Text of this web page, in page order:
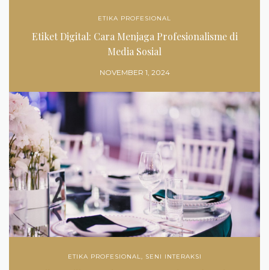
ETIKA PROFESIONAL
Etiket Digital: Cara Menjaga Profesionalisme di
Media Sosial
NOVEMBER 1, 2024
ETIKA PROFESIONAL, SENI INTERAKSI